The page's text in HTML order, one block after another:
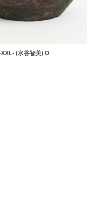
(水谷智美) O